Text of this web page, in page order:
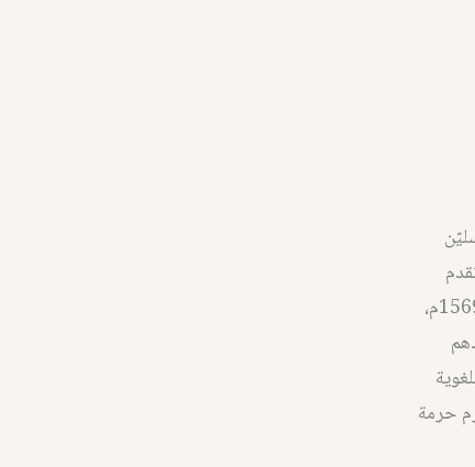
الطرائف وتؤدي الألحان، ويؤكد ذلك ما جاء في ترجمة محمد بن أحمد الداخل الصالحي 1569م،
حرمة